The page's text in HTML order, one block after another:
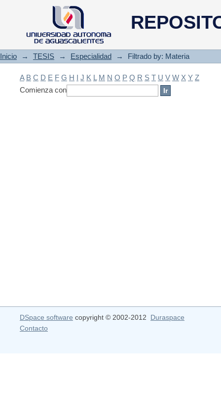
Filtrado by: Materia
Inicio → TESIS → Especialidad → Filtrado by: Materia
A B C D E F G H I J K L M N O P Q R S T U V W X Y Z
Comienza con
DSpace software copyright © 2002-2012 Duraspace
Contacto